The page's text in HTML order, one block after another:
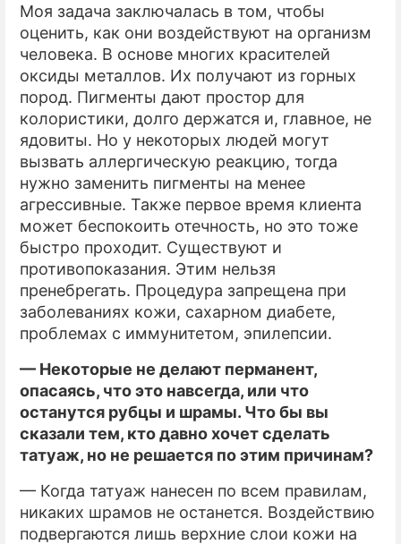
Моя задача заключалась в том, чтобы
оценить, как они воздействуют на организм
человека. В основе многих красителей
оксиды металлов. Их получают из горных
пород. Пигменты дают простор для
колористики, долго держатся и, главное, не
ядовиты. Но у некоторых людей могут
вызвать аллергическую реакцию, тогда
нужно заменить пигменты на менее
агрессивные. Также первое время клиента
может беспокоить отечность, но это тоже
быстро проходит. Существуют и
противопоказания. Этим нельзя
пренебрегать. Процедура запрещена при
заболеваниях кожи, сахарном диабете,
проблемах с иммунитетом, эпилепсии.
— Некоторые не делают перманент,
опасаясь, что это навсегда, или что
останутся рубцы и шрамы. Что бы вы
сказали тем, кто давно хочет сделать
татуаж, но не решается по этим причинам?
— Когда татуаж нанесен по всем правилам,
никаких шрамов не останется. Воздействию
подвергаются лишь верхние слои кожи на